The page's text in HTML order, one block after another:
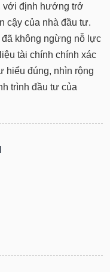
với định hướng trở
cậy của nhà đầu tư.
không ngừng nỗ lực
tài chính chính xác
hiểu đúng, nhìn rộng
trình đầu tư của